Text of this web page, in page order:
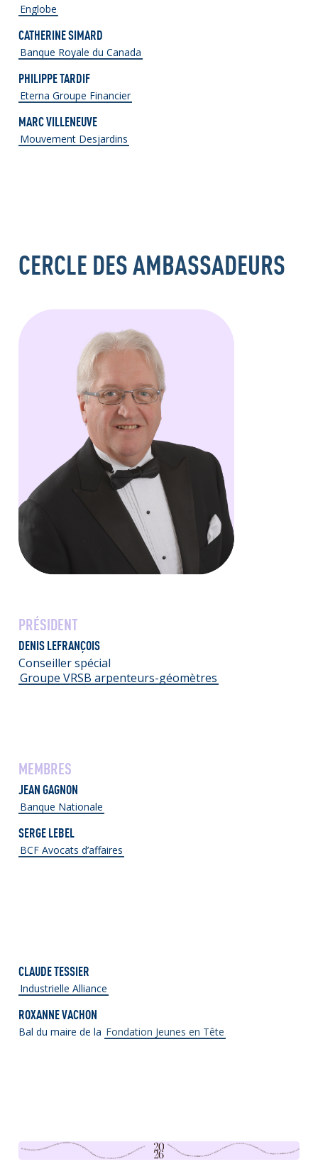
Englobe
CATHERINE SIMARD
Banque Royale du Canada
PHILIPPE TARDIF
Eterna Groupe Financier
MARC VILLENEUVE
Mouvement Desjardins
CERCLE DES AMBASSADEURS
PRÉSIDENT
DENIS LEFRANÇOIS
Conseiller spécial
Groupe VRSB arpenteurs-géomètres
MEMBRES
JEAN GAGNON
Banque Nationale
SERGE LEBEL
BCF Avocats d’affaires
CLAUDE TESSIER
Industrielle Alliance
ROXANNE VACHON
Bal du maire de la Fondation Jeunes en Tête